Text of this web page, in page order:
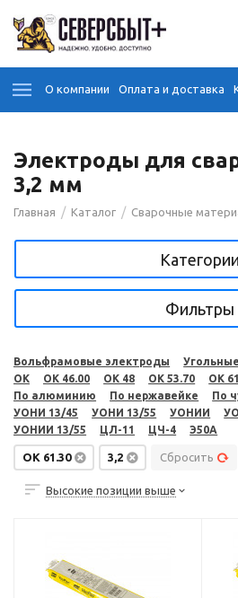
О компании Оплата и доставка
Электроды для
3,2 мм
Главная / Каталог / Сварочные
Категории
Фильтры
Вольфрамовые электроды
OK
OK 46.00 OK 48 OK 53.70 OK
По алюминию
По нержавейке По
УОНИ 13/45
УОНИ 13/55 УОНИИ
УОНИИ 13/55
ЦЛ-11 ЦЧ-4 Э50А
OK 61.30 3,2 Сбросить
Высокие позиции выше